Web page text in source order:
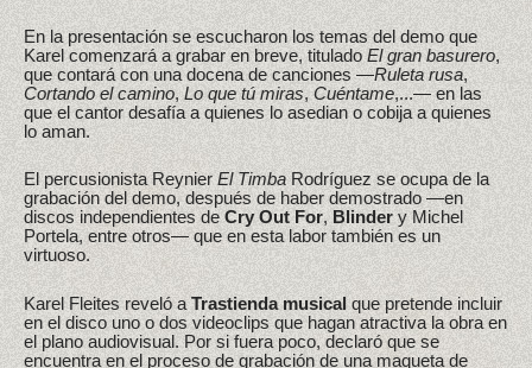
En la presentación se escucharon los temas del demo que
Karel comenzará a grabar en breve, tituladoEl gran basurero,
que contará con una docena de canciones —Ruleta rusa,
Cortando el camino,Lo que tú miras,Cuéntame,...— en las
que el cantor desafía a quienes lo asedian o cobija a quienes
lo aman.
El percusionista ReynierEl TimbaRodríguez se ocupa de la
grabación del demo, después de haber demostrado —en
discos independientes deCry Out For,Blindery Michel
Portela, entre otros— que en esta labor también es un
virtuoso.
Karel Fleites reveló aTrastienda musicalque pretende incluir
en el disco uno o dos videoclips que hagan atractiva la obra en
el plano audiovisual. Por si fuera poco, declaró que se
encuentra en el proceso de grabación de una maqueta de